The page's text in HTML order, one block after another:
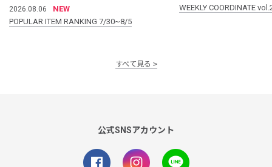
2026.08.06
NEW
POPULAR ITEM RANKING 7/30~8/5
WEEKLY COORDINATE
すべて見る
公式SNSアカウント